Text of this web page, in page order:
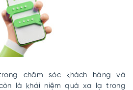
chăm sóc khách hàng và
là khái niệm quá xa lạ trong